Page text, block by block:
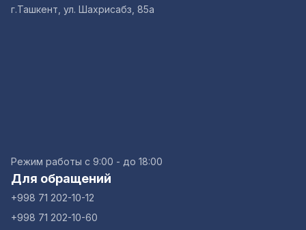
г.Ташкент, ул. Шахрисабз, 85а
Режим работы с 9:00 - до 18:00
Для обращений
+998 71 202-10-12
+998 71 202-10-60